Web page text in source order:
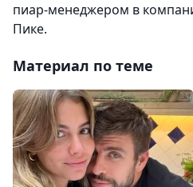
пиар-менеджером в
Пике.
Материал по теме